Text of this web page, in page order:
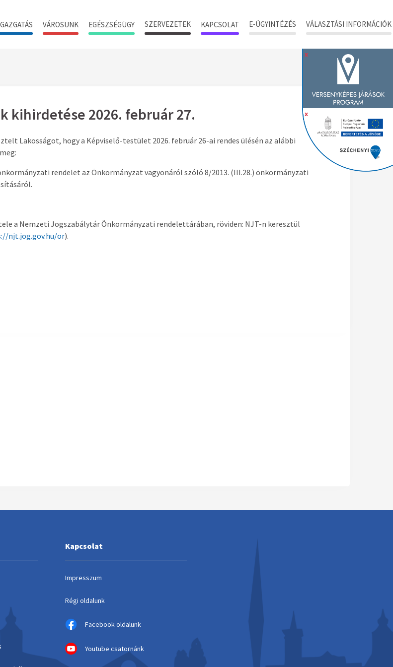
VÁROSUNK EGÉSZSÉGÜGY SZERVEZETEK KAPCSOLAT E-ÜGYINTÉZÉS VÁLASZTÁSI INFORMÁCIÓK
x
x
kihirdetése 2026. február 27.
Lakosságot, hogy a Képviselő-testület 2026. február 26-ai rendes ülésén az alábbi
rendelet az Önkormányzat vagyonáról szóló 8/2013. (III.28.) önkormányzati
a Nemzeti Jogszabálytár Önkormányzati rendelettárában, röviden: NJT-n keresztül
njt.jog.gov.hu/or).
Kapcsolat
Impresszum
Régi oldalunk
Facebook oldalunk
Youtube csatornánk